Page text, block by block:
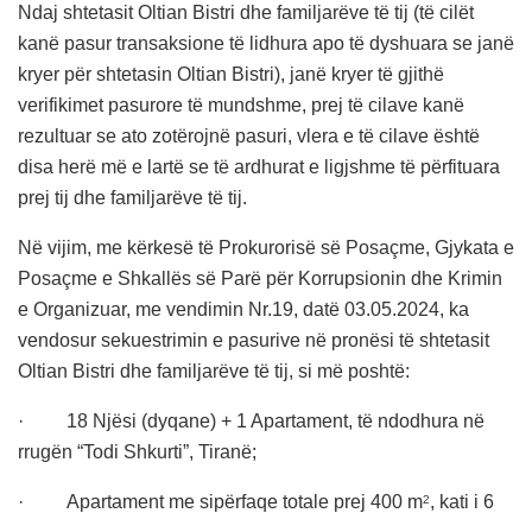
Ndaj shtetasit Oltian Bistri dhe familjarëve të tij (të cilët
kanë pasur transaksione të lidhura apo të dyshuara se janë
kryer për shtetasin Oltian Bistri), janë kryer të gjithë
verifikimet pasurore të mundshme, prej të cilave kanë
rezultuar se ato zotërojnë pasuri, vlera e të cilave është
disa herë më e lartë se të ardhurat e ligjshme të përfituara
prej tij dhe familjarëve të tij.
Në vijim, me kërkesë të Prokurorisë së Posaçme, Gjykata e
Posaçme e Shkallës së Parë për Korrupsionin dhe Krimin
e Organizuar, me vendimin Nr.19, datë 03.05.2024, ka
vendosur sekuestrimin e pasurive në pronësi të shtetasit
Oltian Bistri dhe familjarëve të tij, si më poshtë:
· 18 Njësi (dyqane) + 1 Apartament, të ndodhura në
rrugën “Todi Shkurti”, Tiranë;
· Apartament me sipërfaqe totale prej 400 m2, kati i 6